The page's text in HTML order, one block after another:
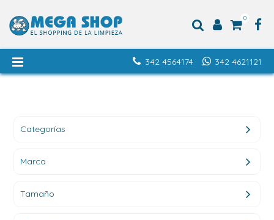
0
342 4621121
342 4564174
Categorías
Marca
Tamaño